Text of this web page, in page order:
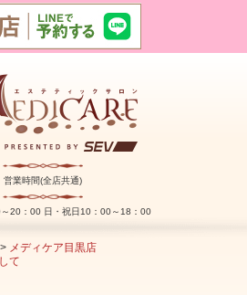
営業時間(全店共通)
20：00 日・祝日10：00～18：00
> メディケア目黒店
て